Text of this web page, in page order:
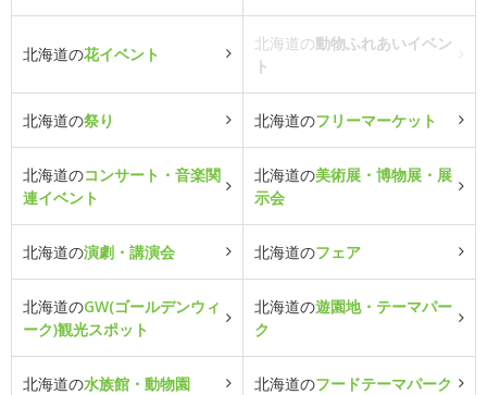
北海道の花イベント
北海道の動物ふれあいイベン
ト
北海道の祭り 北海道のフリーマーケット
北海道のコンサート・音楽関
連イベント
北海道の美術展・博物展・展
示会
北海道の演劇・講演会 北海道のフェア
北海道のGW(ゴールデンウィ
ーク)観光スポット
北海道の遊園地・テーマパー
ク
北海道の水族館・動物園 北海道のフードテーマパーク